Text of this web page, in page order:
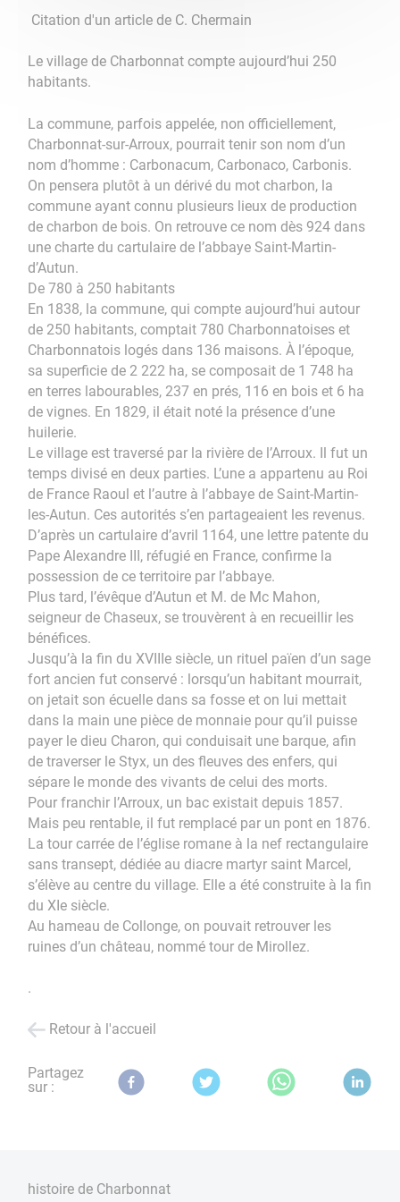
Citation d'un article de C. Chermain
Le village de Charbonnat compte aujourd’hui 250
habitants.
La commune, parfois appelée, non officiellement,
Charbonnat-sur-Arroux, pourrait tenir son nom d’un
nom d’homme : Carbonacum, Carbonaco, Carbonis.
On pensera plutôt à un dérivé du mot charbon, la
commune ayant connu plusieurs lieux de production
de charbon de bois. On retrouve ce nom dès 924 dans
une charte du cartulaire de l’abbaye Saint-Martin-
d’Autun.
De 780 à 250 habitants
En 1838, la commune, qui compte aujourd’hui autour
de 250 habitants, comptait 780 Charbonnatoises et
Charbonnatois logés dans 136 maisons. À l’époque,
sa superficie de 2 222 ha, se composait de 1 748 ha
en terres labourables, 237 en prés, 116 en bois et 6 ha
de vignes. En 1829, il était noté la présence d’une
huilerie.
Le village est traversé par la rivière de l’Arroux. Il fut un
temps divisé en deux parties. L’une a appartenu au Roi
de France Raoul et l’autre à l’abbaye de Saint-Martin-
les-Autun. Ces autorités s’en partageaient les revenus.
D’après un cartulaire d’avril 1164, une lettre patente du
Pape Alexandre III, réfugié en France, confirme la
possession de ce territoire par l’abbaye.
Plus tard, l’évêque d’Autun et M. de Mc Mahon,
seigneur de Chaseux, se trouvèrent à en recueillir les
bénéfices.
Jusqu’à la fin du XVIIIe siècle, un rituel païen d’un sage
fort ancien fut conservé : lorsqu’un habitant mourrait,
on jetait son écuelle dans sa fosse et on lui mettait
dans la main une pièce de monnaie pour qu’il puisse
payer le dieu Charon, qui conduisait une barque, afin
de traverser le Styx, un des fleuves des enfers, qui
sépare le monde des vivants de celui des morts.
Pour franchir l’Arroux, un bac existait depuis 1857.
Mais peu rentable, il fut remplacé par un pont en 1876.
La tour carrée de l’église romane à la nef rectangulaire
sans transept, dédiée au diacre martyr saint Marcel,
s’élève au centre du village. Elle a été construite à la fin
du XIe siècle.
Au hameau de Collonge, on pouvait retrouver les
ruines d’un château, nommé tour de Mirollez.
.
Retour à l'accueil
Partagez
sur :
histoire de Charbonnat